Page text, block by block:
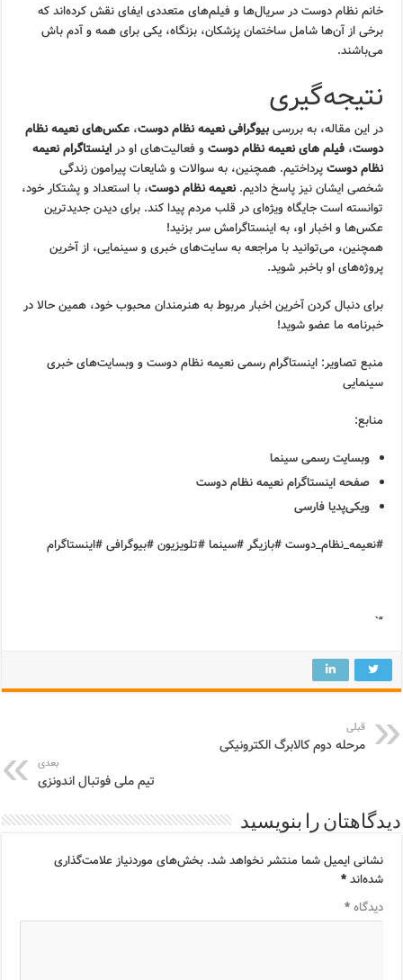
خانم نظام دوست در سریال‌ها و فیلم‌های متعددی ایفای نقش کرده‌اند که
برخی از آن‌ها شامل ساختمان پزشکان، بزنگاه، یکی برای همه و آدم باش
می‌باشند.
نتیجه‌گیری
در این مقاله، به بررسیبیوگرافی نعیمه نظام دوست،عکس‌های نعیمه نظام
دوست،فیلم های نعیمه نظام دوستو فعالیت‌های او دراینستاگرام نعیمه
نظام دوستپرداختیم. همچنین، به سوالات و شایعات پیرامون زندگی
شخصی ایشان نیز پاسخ دادیم.نعیمه نظام دوست، با استعداد و پشتکار خود،
توانسته است جایگاه ویژه‌ای در قلب مردم پیدا کند. برای دیدن جدیدترین
عکس‌ها و اخبار او، به اینستاگرامش سر بزنید!
همچنین، می‌توانید با مراجعه به سایت‌های خبری و سینمایی، از آخرین
پروژه‌های او باخبر شوید.
برای دنبال کردن آخرین اخبار مربوط به هنرمندان محبوب خود، همین حالا در
خبرنامه ما عضو شوید!
منبع تصاویر: اینستاگرام رسمی نعیمه نظام دوست و وبسایت‌های خبری
سینمایی
منابع:
وبسایت رسمی سینما
صفحه اینستاگرام نعیمه نظام دوست
ویکی‌پدیا فارسی
#نعیمه_نظام_دوست #بازیگر #سینما #تلویزیون #بیوگرافی #اینستاگرام
“`
قبلی
مرحله دوم کالابرگ الکترونیکی
بعدی
تیم ملی فوتبال اندونزی
دیدگاهتان را بنویسید
نشانی ایمیل شما منتشر نخواهد شد. بخش‌های موردنیاز علامت‌گذاری
شده‌اند*
دیدگاه*